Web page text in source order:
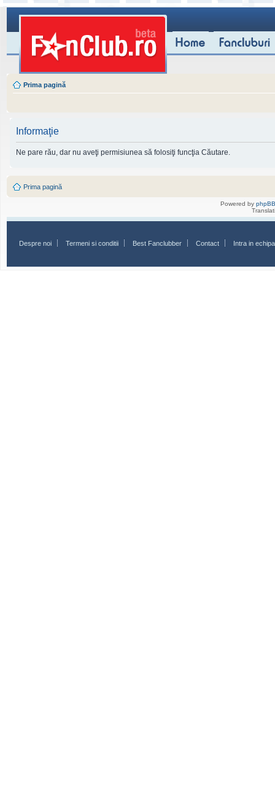
Prima pagină
Informaţie
Ne pare rău, dar nu aveţi permisiunea să folosiţi funcţia Căutare.
Prima pagină
Powered by phpBB
Despre noi Termeni si conditii Best Fanclubber Contact Intra in